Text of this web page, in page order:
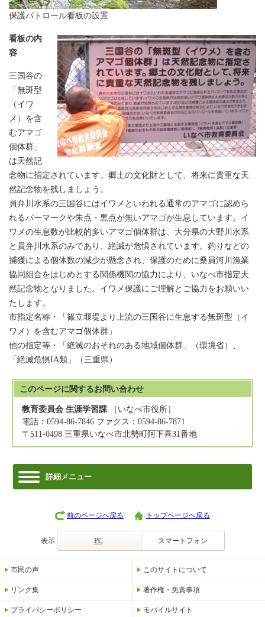
保護パトロール看板の設置
看板の内
容
三国谷の
「無斑型
（イワ
メ）を含
むアマゴ
個体群」
は天然記
念物に指定されています。郷土の文化財として、将来に貴重な天
然記念物を残しましょう。
員弁川水系の三国谷にはイワメといわれる通常のアマゴに認めら
れるパーマークや朱点・黒点が無いアマゴが生息しています。イ
ワメの生息数が比較的多いアマゴ個体群は、大分県の大野川水系
と員弁川水系のみであり、絶滅が危惧されています。釣りなどの
捕獲による個体数の減少が懸念され、保護のために桑員河川漁業
協同組合をはじめとする関係機関の協力により、いなべ市指定天
然記念物となりました。イワメ保護にご理解とご協力をお願いい
たします。
市指定名称・「篠立堰堤より上流の三国谷に生息する無斑型（イ
ワメ）を含むアマゴ個体群」
他の指定等・「絶滅のおそれのある地域個体群」（環境省）、
「絶滅危惧IA類」（三重県）
このページに関するお問い合わせ
教育委員会 生涯学習課 ［いなべ市役所］
電話：0594-86-7846 ファクス：0594-86-7871
〒511-0498 三重県いなべ市北勢町阿下喜31番地
詳細メニュー
前のページへ戻る トップページへ戻る
表示 PC スマートフォン
市民の声 このサイトについて
リンク集 著作権・免責事項
プライバシーポリシー モバイルサイト